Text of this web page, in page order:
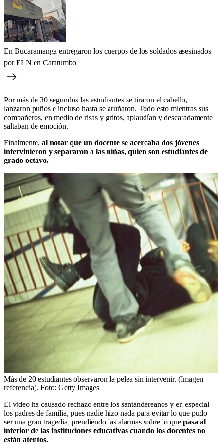
En Bucaramanga entregaron los cuerpos de los soldados asesinados
por ELN en Catatumbo
Por más de 30 segundos las estudiantes se tiraron el cabello,
lanzaron puños e incluso hasta se aruñaron. Todo esto mientras sus
compañeros, en medio de risas y gritos, aplaudían y descaradamente
saltaban de emoción.
Finalmente, al notar que un docente se acercaba dos jóvenes
intervinieron y separaron a las niñas, quien son estudiantes de
grado octavo.
Más de 20 estudiantes observaron la pelea sin intervenir. (Imagen
referencia). Foto: Getty Images
El video ha causado rechazo entre los santandereanos y en especial
los padres de familia, pues nadie hizo nada para evitar lo que pudo
ser una gran tragedia, prendiendo las alarmas sobre lo que pasa al
interior de las instituciones educativas cuando los docentes no
están atentos.